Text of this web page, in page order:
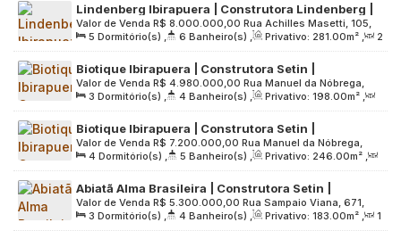
Lindenberg Ibirapuera | Construtora Lindenberg |
Pronto | 281 metros | 04 suítes | hall privativo | 04
vagas
R$ 8.000.000,00
Valor de Venda
Rua Achilles Masetti, 105,
Zona Sul, 04006-020, Paraíso, São Paulo, São Paulo, Brasil
5 Dormitório(s) , 6 Banheiro(s) , Privativo: 281.00m² ,
2
Sala(s) , 4 Suíte(s) , 4 Vaga(s) , Útil: 281.00m² ,
Terreno: 10600.00m²
Biotique Ibirapuera | Construtora Setin |
Construção | 198 metros | 03 suítes | 03 vagas
R$ 4.980.000,00
Valor de Venda
Rua Manuel da Nóbrega,
778, Zona Sul, 04001-002, Paraíso, São Paulo, São Paulo,
Brasil
3 Dormitório(s) , 4 Banheiro(s) , Privativo: 198.00m² ,
2 Sala(s) , 3 Suíte(s) , 3 Vaga(s) , Útil: 198.00m² ,
Terreno: 2575.00m²
Biotique Ibirapuera | Construtora Setin |
Construção | 246 metros | 04 suítes | 04 vagas
R$ 7.200.000,00
Valor de Venda
Rua Manuel da Nóbrega,
778, Zona Sul, 04001-002, Paraíso, São Paulo, São Paulo,
Brasil
4 Dormitório(s) , 5 Banheiro(s) , Privativo: 246.00m² ,
2 Sala(s) , 4 Suíte(s) , 4 Vaga(s) , Útil: 246.00m² ,
Terreno: 2575 .00m²
Abiatã Alma Brasileira | Construtora Setin |
Construção | 183 metros | 03 suítes | depósito |
hall privativo | 03 vagas
R$ 5.300.000,00
Valor de Venda
Rua Sampaio Viana, 671,
Zona Sul, 04004-002, Paraíso, São Paulo, São Paulo, Brasil
3 Dormitório(s) , 4 Banheiro(s) , Privativo: 183.00m² ,
1
Sala(s) , 3 Suíte(s) , 3 Vaga(s) , Útil: 183.00m² ,